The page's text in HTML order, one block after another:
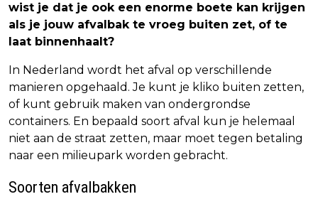
wist je dat je ook een enorme boete kan krijgen
als je jouw afvalbak te vroeg buiten zet, of te
laat binnenhaalt?
In Nederland wordt het afval op verschillende
manieren opgehaald. Je kunt je kliko buiten zetten,
of kunt gebruik maken van ondergrondse
containers. En bepaald soort afval kun je helemaal
niet aan de straat zetten, maar moet tegen betaling
naar een milieupark worden gebracht.
Soorten afvalbakken